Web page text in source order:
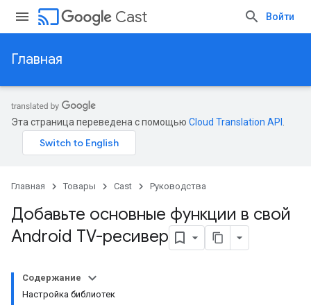
cast Cast Войти
Главная
Эта страница переведена с помощью Cloud Translation API
Главная Товары Cast Руководства
Добавьте основные функции в свой
Android TV-ресивер
Содержание
Настройка библиотек